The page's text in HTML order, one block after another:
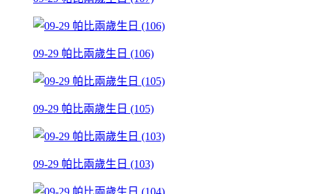
09-29 帕比兩歲生日 (106)
09-29 帕比兩歲生日 (105)
09-29 帕比兩歲生日 (103)